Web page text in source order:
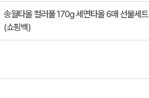
송월타올 컬러풀 170g 세면타올 6매 선물세트
(쇼핑백)